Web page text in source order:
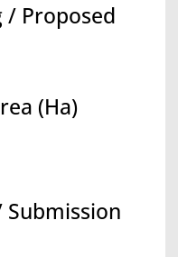
/ Proposed
(Ha)